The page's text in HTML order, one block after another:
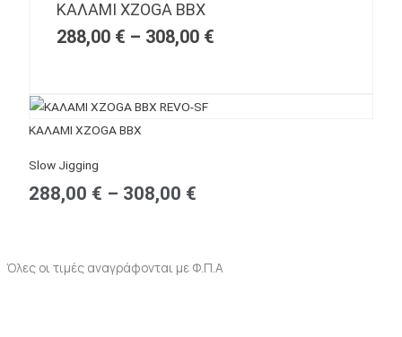
ΚΑΛΑΜΙ XZOGA BBX
288,00 € – 308,00 €
ΚΑΛΑΜΙ XZOGA BBX
Slow Jigging
288,00 € – 308,00 €
Price
Όλες οι τιμές αναγράφονται με Φ.Π.Α